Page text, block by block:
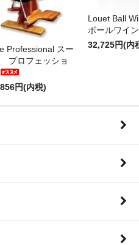
Professional スー
プロフェッショ
円(内税)
Louet Ball
ボールワイ
32,725円(内